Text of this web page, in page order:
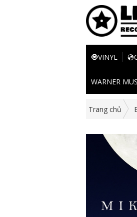
🧿VINYL
WARNER
Trang chủ